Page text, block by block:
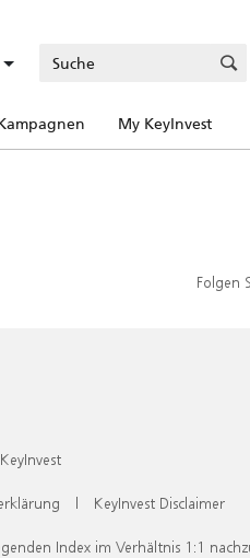
My KeyInvest
Folgen
| KeyInvest Disclaimer
Index im Verhältnis 1:1